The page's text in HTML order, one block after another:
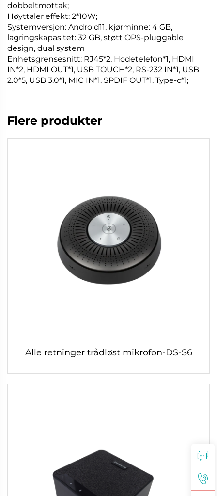
dobbeltmottak;
Høyttaler effekt: 2*10W;
Systemversjon: Android11, kjørminne: 4 GB,
lagringskapasitet: 32 GB, støtt OPS-pluggable
design, dual system
Enhetsgrensesnitt: RJ45*2, Hodetelefon*1, HDMI
IN*2, HDMI OUT*1, USB TOUCH*2, RS-232 IN*1, USB
2.0*5, USB 3.0*1, MIC IN*1, SPDIF OUT*1, Type-c*1;
Flere produkter
Alle retninger trådløst mikrofon-DS-S6